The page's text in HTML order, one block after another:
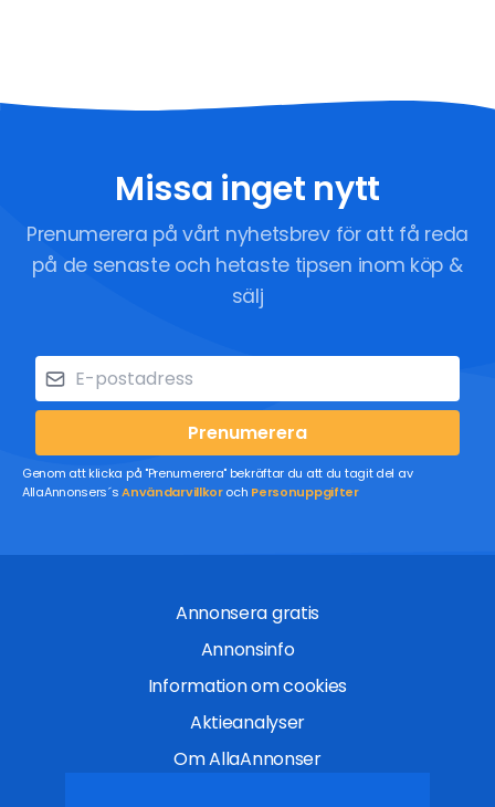
Missa inget nytt
Prenumerera på vårt nyhetsbrev för att få reda
på de senaste och hetaste tipsen inom köp &
sälj
Prenumerera
Genom att klicka på "Prenumerera" bekräftar du att du tagit del av
AllaAnnonsers´sAnvändarvillkoroch Personuppgifter
Annonsera gratis
Annonsinfo
Information om cookies
Aktieanalyser
Om AllaAnnonser